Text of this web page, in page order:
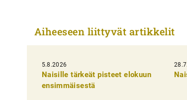
i
k
e
Aiheeseen liittyvät artikkelit
5.8.2026
Naisille tärkeät pisteet elokuun
ensimmäisestä